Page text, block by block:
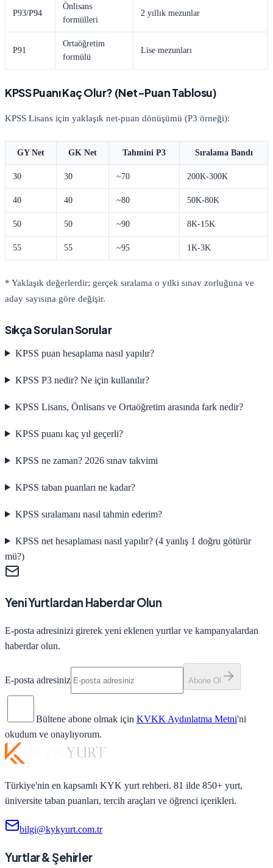
P93/P94
Önlisans
formülleri
2 yıllık mezunlar
P91
Ortaöğretim
formülü
Lise mezunları
KPSS Puanı Kaç Olur? (Net-Puan Tablosu)
KPSS Lisans için yaklaşık net-puan dönüşümü (P3 örneği):
GY Net GK Net Tahmini P3 Sıralama Bandı
30 30 ~70 200K-300K
40 40 ~80 50K-80K
50 50 ~90 8K-15K
55 55 ~95 1K-3K
* Yaklaşık değerlerdir; gerçek sıralama o yılki sınav zorluğuna ve
aday sayısına göre değişir.
Sıkça Sorulan Sorular
KPSS puan hesaplama nasıl yapılır?
KPSS P3 nedir? Ne için kullanılır?
KPSS Lisans, Önlisans ve Ortaöğretim arasında fark nedir?
KPSS puanı kaç yıl geçerli?
KPSS ne zaman? 2026 sınav takvimi
KPSS taban puanları ne kadar?
KPSS sıralamanı nasıl tahmin ederim?
KPSS net hesaplaması nasıl yapılır? (4 yanlış 1 doğru götürür
mü?)
Yeni Yurtlardan Haberdar Olun
E-posta adresinizi girerek yeni eklenen yurtlar ve kampanyalardan
haberdar olun.
E-posta adresiniz Abone Ol
Bültene abone olmak için KVKK Aydınlatma Metni'ni
okudum ve onaylıyorum.
Türkiye'nin en kapsamlı KYK yurt rehberi. 81 ilde 850+ yurt,
üniversite taban puanları, tercih araçları ve öğrenci içerikleri.
bilgi@kykyurt.com.tr
Yurtlar & Şehirler